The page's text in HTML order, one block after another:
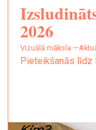
2026
vizuālā māksla —
Pieteikšanās līdz